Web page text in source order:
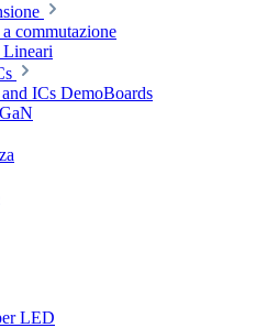
commutazione
ICs DemoBoards
LED